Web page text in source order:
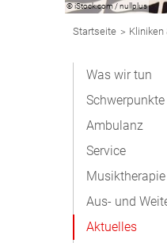
© iStock.com / nullplus
Startseite > Kliniken
Desktop
Was wir tun
Ambulanz
Service
Aus- und
Aktuelles